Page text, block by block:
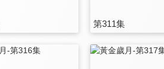
第311集